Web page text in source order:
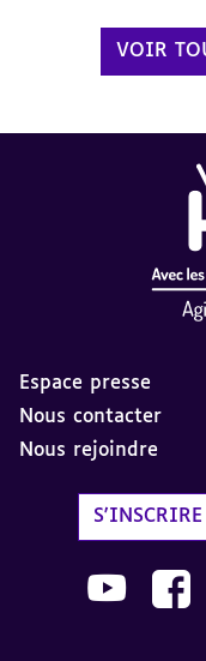
VOIR
Espace presse
Nous contacter
Nous rejoindre
Nous suivre
Nous